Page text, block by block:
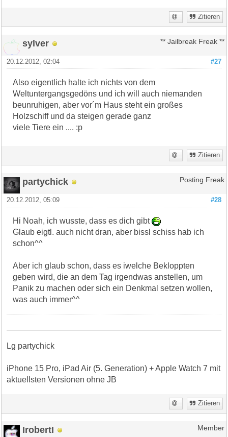
Zitieren
sylver ** Jailbreak Freak **
#27
20.12.2012, 02:04
Also eigentlich halte ich nichts von dem
Weltuntergangsgedöns und ich will auch niemanden
beunruhigen, aber vor´m Haus steht ein großes
Holzschiff und da steigen gerade ganz
viele Tiere ein .... :p
Zitieren
partychick Posting Freak
#28
20.12.2012, 05:09
Hi Noah, ich wusste, dass es dich gibt
Glaub eigtl. auch nicht dran, aber bissl schiss hab ich
schon^^
Aber ich glaub schon, dass es iwelche Bekloppten
geben wird, die an dem Tag irgendwas anstellen, um
Panik zu machen oder sich ein Denkmal setzen wollen,
was auch immer^^
Lg partychick
iPhone 15 Pro, iPad Air (5. Generation) + Apple Watch 7 mit
aktuellsten Versionen ohne JB
Zitieren
IrobertI Member